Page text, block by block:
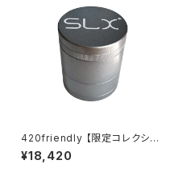
420friendly 【限定コレクショ
ン】SLX未発売！日本初上陸！ Fl
ower Mill “VHSA Limited E
¥18,420